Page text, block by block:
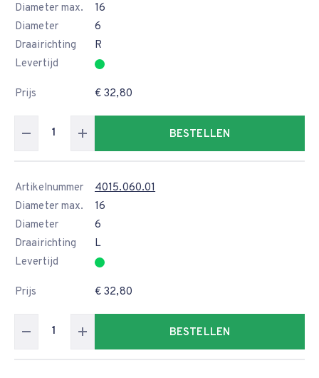
Diameter max.
16
Diameter
6
Draairichting
R
Levertijd
Prijs € 32,80
BESTELLEN
Artikelnummer
4015.060.01
Diameter max.
16
Diameter
6
Draairichting
L
Levertijd
Prijs € 32,80
BESTELLEN